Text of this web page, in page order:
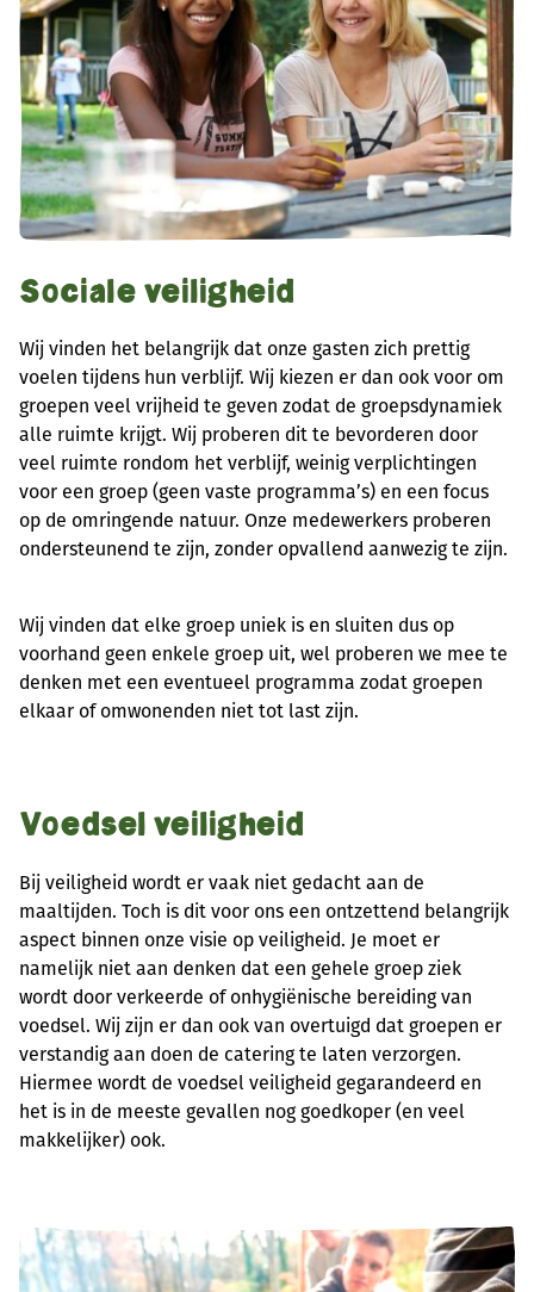
Sociale veiligheid
Wij vinden het belangrijk dat onze gasten zich prettig
voelen tijdens hun verblijf. Wij kiezen er dan ook voor om
groepen veel vrijheid te geven zodat de groepsdynamiek
alle ruimte krijgt. Wij proberen dit te bevorderen door
veel ruimte rondom het verblijf, weinig verplichtingen
voor een groep (geen vaste programma’s) en een focus
op de omringende natuur. Onze medewerkers proberen
ondersteunend te zijn, zonder opvallend aanwezig te zijn.
Wij vinden dat elke groep uniek is en sluiten dus op
voorhand geen enkele groep uit, wel proberen we mee te
denken met een eventueel programma zodat groepen
elkaar of omwonenden niet tot last zijn.
Voedsel veiligheid
Bij veiligheid wordt er vaak niet gedacht aan de
maaltijden. Toch is dit voor ons een ontzettend belangrijk
aspect binnen onze visie op veiligheid. Je moet er
namelijk niet aan denken dat een gehele groep ziek
wordt door verkeerde of onhygiënische bereiding van
voedsel. Wij zijn er dan ook van overtuigd dat groepen er
verstandig aan doen de catering te laten verzorgen.
Hiermee wordt de voedsel veiligheid gegarandeerd en
het is in de meeste gevallen nog goedkoper (en veel
makkelijker) ook.